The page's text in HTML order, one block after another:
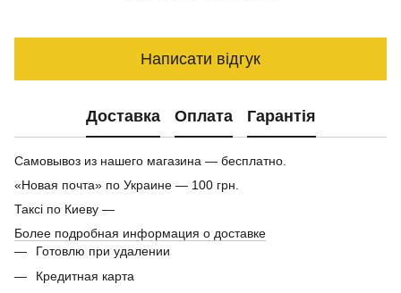
Написати відгук
Доставка Оплата Гарантія
Самовывоз из нашего магазина — бесплатно.
«Новая почта» по Украине — 100 грн.
Таксі по Киеву —
Более подробная информация о доставке
Готовлю при удалении
Кредитная карта